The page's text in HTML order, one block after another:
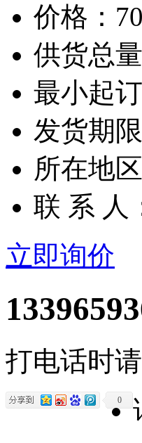
价格：
供货总
最小起
发货期
所在地
联 系 人
立即询价
打电话时
0